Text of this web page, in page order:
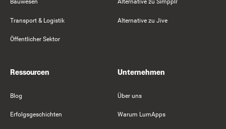
Bauwesen
Transport & Logistik
Öffentlicher Sektor
Alternative zu Simpplr
Alternative zu Jive
Ressourcen
Blog
Erfolgsgeschichten
Unternehmen
Über uns
Warum LumApps